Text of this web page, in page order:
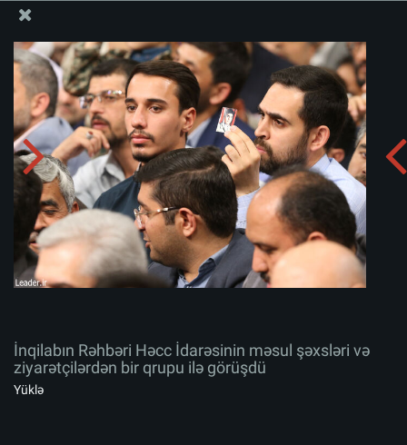
Ali Məqamlı Rəhbərin informasiya bloku
İnqilabın Rəhbəri Həcc İdarəsinin məsul şəxsləri və
ziyarətçilərdən bir qrupu ilə görüşdü
Albomu yüklə:
İnqilabın Rəhbəri Həcc İdarəsinin məsul şəxsləri və
ziyarətçilərdən bir qrupu ilə görüşdü
Yüklə